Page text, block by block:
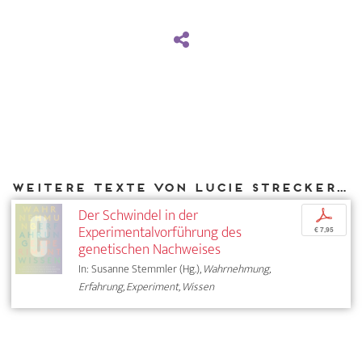
Weitere Texte von Lucie Strecker bei DIAPHANES
Der Schwindel in der
Experimentalvorführung des
genetischen Nachweises
In: Susanne Stemmler (Hg.),Wahrnehmung,
Erfahrung, Experiment, Wissen
p
€ 7,95